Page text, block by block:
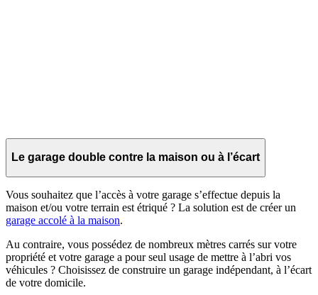
Le garage double contre la maison ou à l’écart
Vous souhaitez que l’accès à votre garage s’effectue depuis la
maison et/ou votre terrain est étriqué ? La solution est de créer un
garage accolé à la maison.
Au contraire, vous possédez de nombreux mètres carrés sur votre
propriété et votre garage a pour seul usage de mettre à l’abri vos
véhicules ? Choisissez de construire un garage indépendant, à l’écart
de votre domicile.